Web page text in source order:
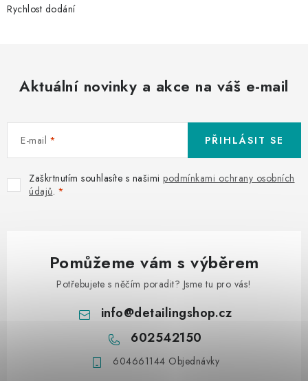
Rychlost dodání
Aktuální novinky a akce na váš e-mail
E-mail
Zaškrtnutím souhlasíte s našimi podmínkami ochrany osobních
údajů.
PŘIHLÁSIT SE
Pomůžeme vám s výběrem
Potřebujete s něčím poradit? Jsme tu pro vás!
info@detailingshop.cz
602542150
604661144 Objednávky